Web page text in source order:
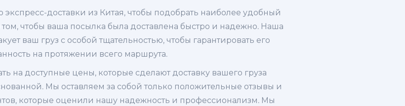
доставки из Китая, чтобы подобрать наиболее удобный
чтобы ваша посылка была доставлена быстро и надежно. Наша
ваш груз с особой тщательностью, чтобы гарантировать его
на протяжении всего маршрута.
на доступные цены, которые сделают доставку вашего груза
Мы оставляем за собой только положительные отзывы и
которые оценили нашу надежность и профессионализм. Мы